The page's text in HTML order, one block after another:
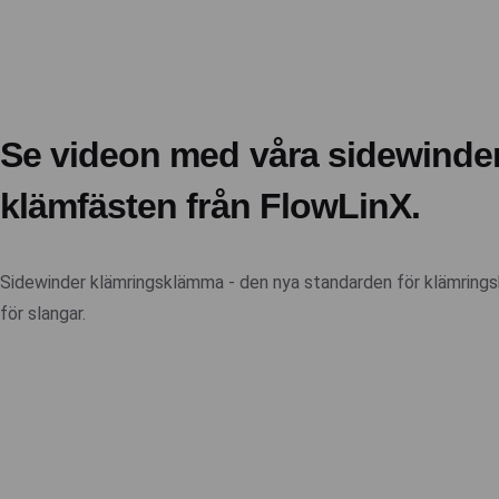
Se videon med våra
klämfästen från FlowLinX.
Sidewinder klämringsklämma - den nya standarden för
för slangar.